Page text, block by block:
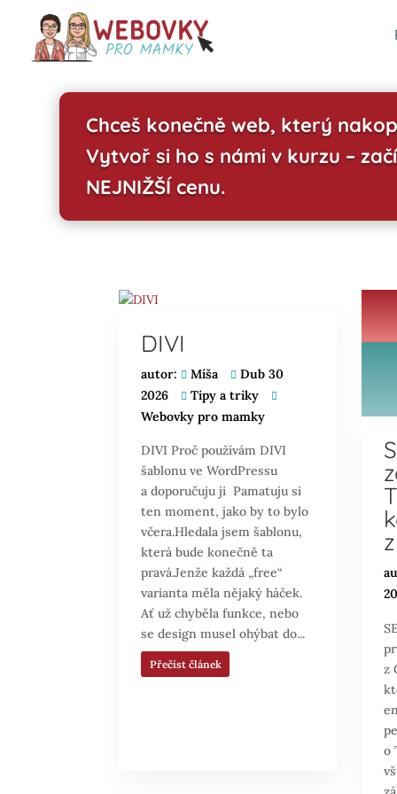
Chceš konečně web, který
Vytvoř si ho s námi v kurzu –
NEJNIŽŠÍ cenu.
DIVI
autor: Míša
Dub 30
2026
Tipy a triky
Webovky pro mamky
DIVI Proč používám DIVI
šablonu ve WordPressu
a doporučuju ji Pamatuju si
ten moment, jako by to bylo
včera.Hledala jsem šablonu,
která bude konečně ta
pravá.Jenže každá „free“
varianta měla nějaký háček.
Ať už chyběla funkce, nebo
se design musel ohýbat do...
Přečíst článek
z
o